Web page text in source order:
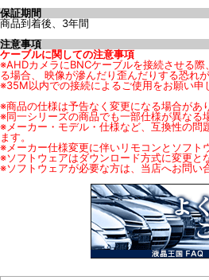
保証期間
商品到着後、3年間
注意事項
ケーブルに関しての注意事項
※AHDカメラにBNCケーブルを接続させる
る場合、 映像が滲んだり歪んだりする恐れが
※35M以内での接続によるご使用をお願い申
※商品の仕様は予告なく変更になる場合があ
※同一シリーズの商品でも一部仕様が異なる
※メーカー・モデル・仕様など、互換性の問
ます。
※メーカー仕様変更に伴いリモコンとソフト
※ソフトウェアはダウンロード方式に変更と
※ソフトウェアが必要な方は、当店へお問い